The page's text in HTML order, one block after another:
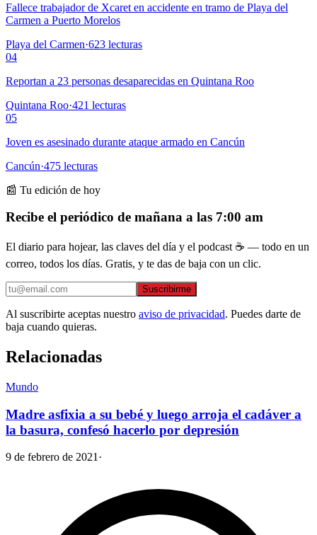
Fallece trabajador de Xcaret en accidente en tramo de Playa del
Carmen a Puerto Morelos
Playa del Carmen·623 lecturas
04
Reportan a 23 personas desaparecidas en Quintana Roo
Quintana Roo·421 lecturas
05
Joven es asesinado durante ataque armado en Cancún
Cancún·475 lecturas
📰 Tu edición de hoy
Recibe el periódico de mañana a las 7:00 am
El diario para hojear, las claves del día y el podcast ☕ — todo en un
correo, todos los días. Gratis, y te das de baja con un clic.
Suscribirme
Al suscribirte aceptas nuestro aviso de privacidad. Puedes darte de
baja cuando quieras.
Relacionadas
Mundo
Madre asfixia a su bebé y luego arroja el cadáver a
la basura, confesó hacerlo por depresión
9 de febrero de 2021 ·